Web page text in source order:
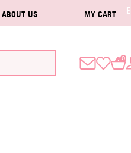
ABOUT US MY CART
0